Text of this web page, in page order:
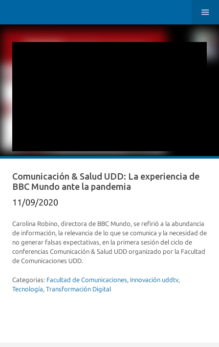
Comunicación & Salud UDD: La experiencia de
BBC Mundo ante la pandemia
11/09/2020
Carolina Robino, directora de BBC Mundo, se refirió a la abundancia
de información, la relevancia de lo que se comunica y la necesidad de
no generar falsas expectativas, en la primera sesión del ciclo de
conferencias Comunicación & Salud UDD organizado por la Facultad
de Comunicaciones UDD.
Categorias: Facultad de Comunicaciones, Innovación uddtv,
Tecnología, Transformación Digital